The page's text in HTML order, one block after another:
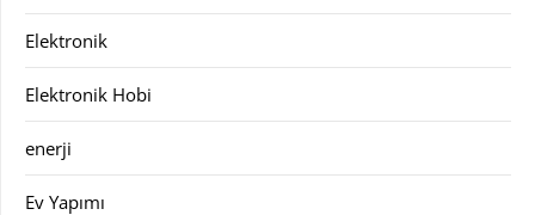
Elektronik
Elektronik Hobi
enerji
Ev Yapımı